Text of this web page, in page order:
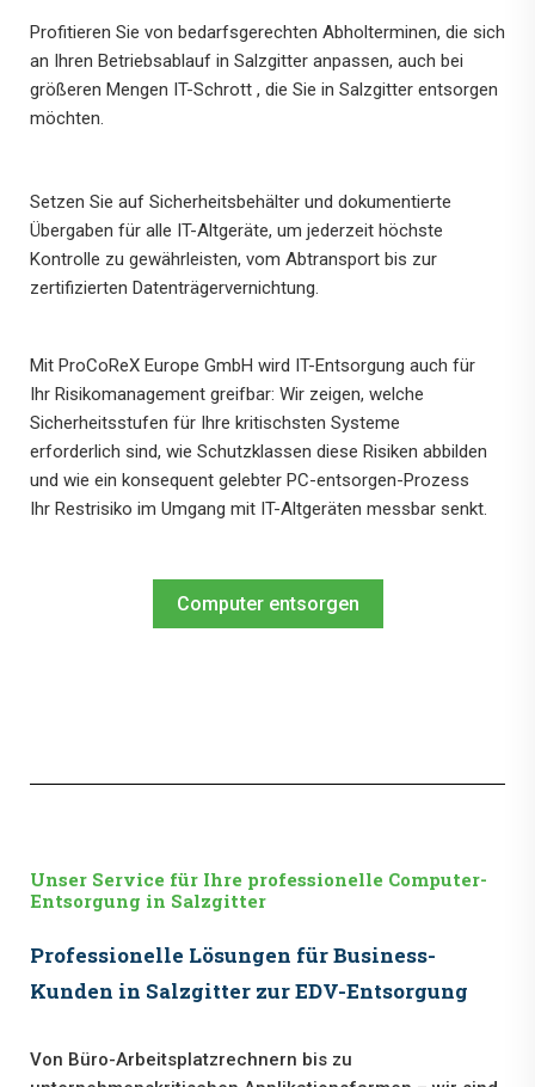
Profitieren Sie von bedarfsgerechten Abholterminen, die sich
an Ihren Betriebsablauf in Salzgitter anpassen, auch bei
größeren Mengen IT-Schrott , die Sie in Salzgitter entsorgen
möchten.
Setzen Sie auf Sicherheitsbehälter und dokumentierte
Übergaben für alle IT-Altgeräte, um jederzeit höchste
Kontrolle zu gewährleisten, vom Abtransport bis zur
zertifizierten Datenträgervernichtung.
Mit ProCoReX Europe GmbH wird IT-Entsorgung auch für
Ihr Risikomanagement greifbar: Wir zeigen, welche
Sicherheitsstufen für Ihre kritischsten Systeme
erforderlich sind, wie Schutzklassen diese Risiken abbilden
und wie ein konsequent gelebter PC-entsorgen-Prozess
Ihr Restrisiko im Umgang mit IT-Altgeräten messbar senkt.
Computer entsorgen
Unser Service für Ihre professionelle Computer-
Entsorgung in Salzgitter
Professionelle Lösungen für Business-
Kunden in Salzgitter zur EDV-Entsorgung
Von Büro-Arbeitsplatzrechnern bis zu